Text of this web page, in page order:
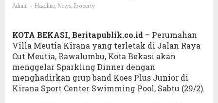
Admin - Headline, News, Property
KOTA BEKASI, Beritapublik.co.id – Perumahan
Villa Meutia Kirana yang terletak di Jalan Raya
Cut Meutia, Rawalumbu, Kota Bekasi akan
menggelar Sparkling Dinner dengan
menghadirkan grup band Koes Plus Junior di
Kirana Sport Center Swimming Pool, Sabtu (29/2).